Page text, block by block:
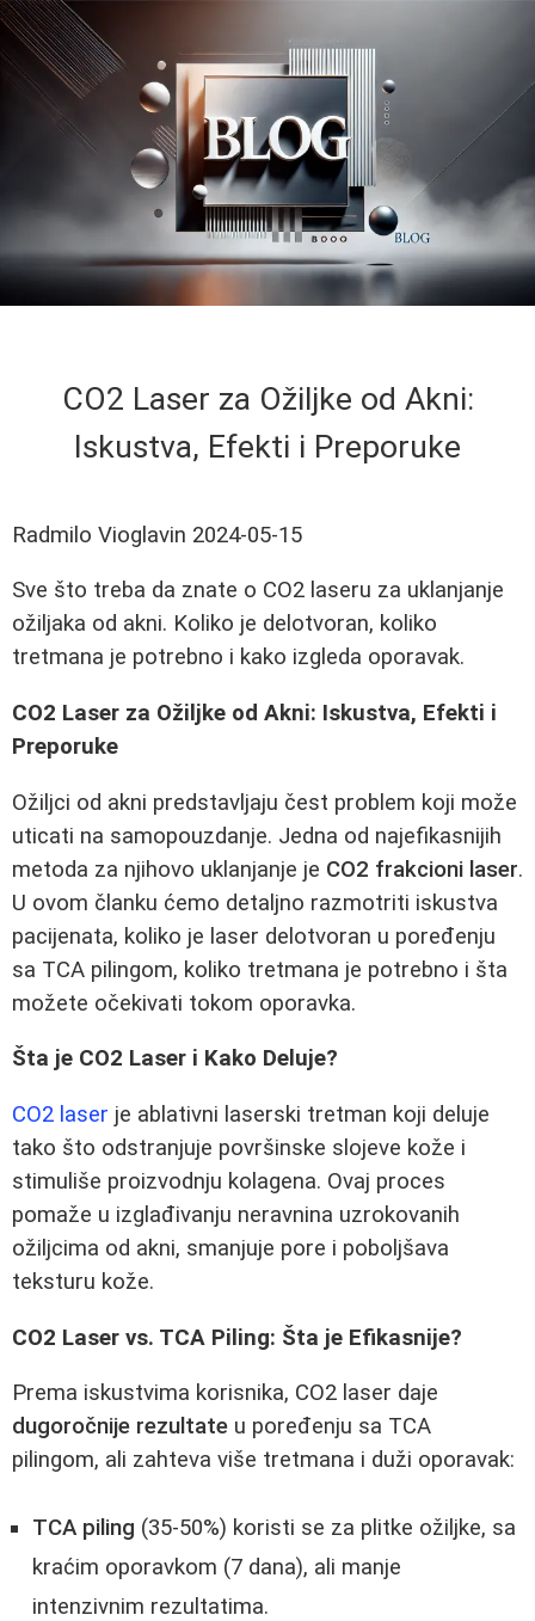
CO2 Laser za Ožiljke od Akni:
Iskustva, Efekti i Preporuke
Radmilo Vioglavin 2024-05-15
Sve što treba da znate o CO2 laseru za uklanjanje
ožiljaka od akni. Koliko je delotvoran, koliko
tretmana je potrebno i kako izgleda oporavak.
CO2 Laser za Ožiljke od Akni: Iskustva, Efekti i
Preporuke
Ožiljci od akni predstavljaju čest problem koji može
uticati na samopouzdanje. Jedna od najefikasnijih
metoda za njihovo uklanjanje je CO2 frakcioni laser.
U ovom članku ćemo detaljno razmotriti iskustva
pacijenata, koliko je laser delotvoran u poređenju
sa TCA pilingom, koliko tretmana je potrebno i šta
možete očekivati tokom oporavka.
Šta je CO2 Laser i Kako Deluje?
CO2 laser je ablativni laserski tretman koji deluje
tako što odstranjuje površinske slojeve kože i
stimuliše proizvodnju kolagena. Ovaj proces
pomaže u izglađivanju neravnina uzrokovanih
ožiljcima od akni, smanjuje pore i poboljšava
teksturu kože.
CO2 Laser vs. TCA Piling: Šta je Efikasnije?
Prema iskustvima korisnika, CO2 laser daje
dugoročnije rezultate u poređenju sa TCA
pilingom, ali zahteva više tretmana i duži oporavak:
TCA piling (35-50%) koristi se za plitke ožiljke, sa
kraćim oporavkom (7 dana), ali manje
intenzivnim rezultatima.